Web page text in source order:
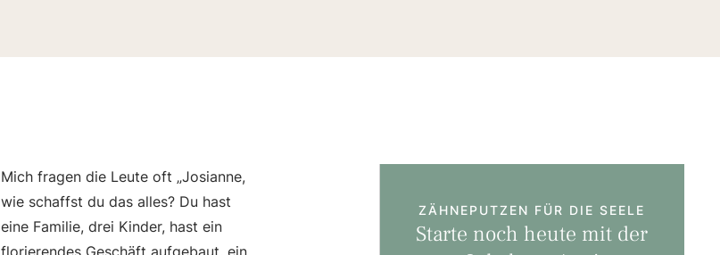
Mich fragen die Leute oft „Josianne,
wie schaffst du das alles? Du hast
eine Familie, drei Kinder, hast ein
ZÄHNEPUTZEN FÜR DIE SEELE
Starte noch heute mit der